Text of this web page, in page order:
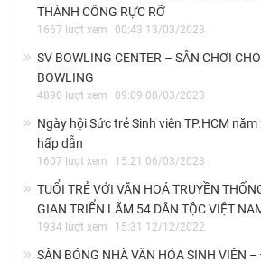
THÀNH CÔNG RỰC RỠ
1667 lượt xem 00:43 13/03/2023
SV BOWLING CENTER – SÂN CHƠI
BOWLING
4890 lượt xem 09:09 08/03/2023
Ngày hội Sức trẻ Sinh viên TP.HCM
hấp dẫn
1607 lượt xem 15:21 06/03/2023
TUỔI TRẺ VỚI VĂN HOÁ TRUYỀN
GIAN TRIỂN LÃM 54 DÂN TỘC VIỆT
1934 lượt xem 15:31 12/12/2022
SÂN BÓNG NHÀ VĂN HÓA SINH VIÊN